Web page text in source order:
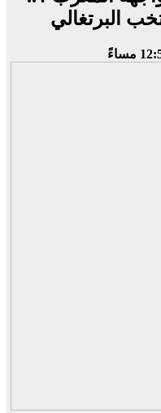
البرتغالي